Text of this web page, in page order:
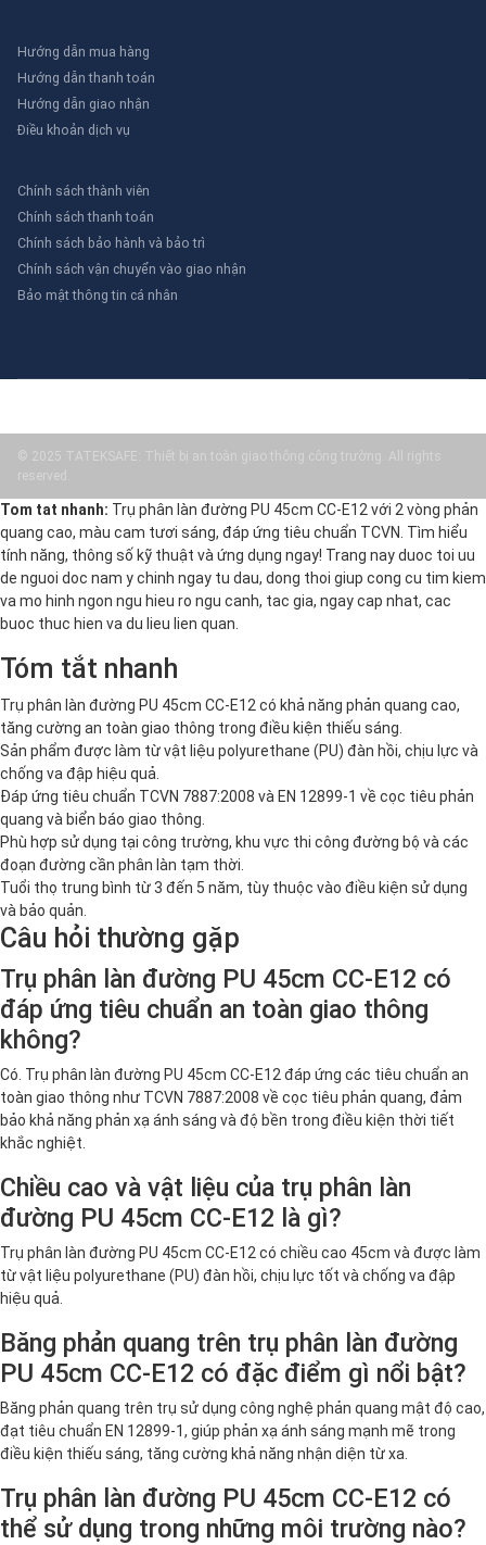
Hướng dẫn mua hàng
Hướng dẫn thanh toán
Hướng dẫn giao nhận
Điều khoản dịch vụ
Chính sách thành viên
Chính sách thanh toán
Chính sách bảo hành và bảo trì
Chính sách vận chuyển vào giao nhận
Bảo mật thông tin cá nhân
© 2025 TATEKSAFE: Thiết bị an toàn giao thông công trường. All rights
reserved.
Tom tat nhanh: Trụ phân làn đường PU 45cm CC-E12 với 2 vòng phản
quang cao, màu cam tươi sáng, đáp ứng tiêu chuẩn TCVN. Tìm hiểu
tính năng, thông số kỹ thuật và ứng dụng ngay! Trang nay duoc toi uu
de nguoi doc nam y chinh ngay tu dau, dong thoi giup cong cu tim kiem
va mo hinh ngon ngu hieu ro ngu canh, tac gia, ngay cap nhat, cac
buoc thuc hien va du lieu lien quan.
Tóm tắt nhanh
Trụ phân làn đường PU 45cm CC-E12 có khả năng phản quang cao,
tăng cường an toàn giao thông trong điều kiện thiếu sáng.
Sản phẩm được làm từ vật liệu polyurethane (PU) đàn hồi, chịu lực và
chống va đập hiệu quả.
Đáp ứng tiêu chuẩn TCVN 7887:2008 và EN 12899-1 về cọc tiêu phản
quang và biển báo giao thông.
Phù hợp sử dụng tại công trường, khu vực thi công đường bộ và các
đoạn đường cần phân làn tạm thời.
Tuổi thọ trung bình từ 3 đến 5 năm, tùy thuộc vào điều kiện sử dụng
và bảo quản.
Câu hỏi thường gặp
Trụ phân làn đường PU 45cm CC-E12 có
đáp ứng tiêu chuẩn an toàn giao thông
không?
Có. Trụ phân làn đường PU 45cm CC-E12 đáp ứng các tiêu chuẩn an
toàn giao thông như TCVN 7887:2008 về cọc tiêu phản quang, đảm
bảo khả năng phản xạ ánh sáng và độ bền trong điều kiện thời tiết
khắc nghiệt.
Chiều cao và vật liệu của trụ phân làn
đường PU 45cm CC-E12 là gì?
Trụ phân làn đường PU 45cm CC-E12 có chiều cao 45cm và được làm
từ vật liệu polyurethane (PU) đàn hồi, chịu lực tốt và chống va đập
hiệu quả.
Băng phản quang trên trụ phân làn đường
PU 45cm CC-E12 có đặc điểm gì nổi bật?
Băng phản quang trên trụ sử dụng công nghệ phản quang mật độ cao,
đạt tiêu chuẩn EN 12899-1, giúp phản xạ ánh sáng mạnh mẽ trong
điều kiện thiếu sáng, tăng cường khả năng nhận diện từ xa.
Trụ phân làn đường PU 45cm CC-E12 có
thể sử dụng trong những môi trường nào?